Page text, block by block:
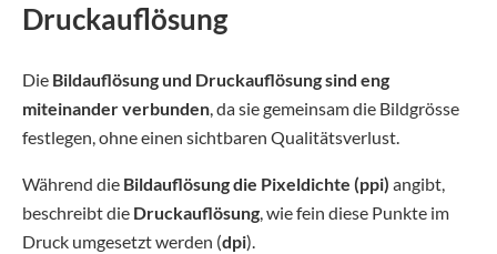
Druckauflösung
Die Bildauflösung und Druckauflösung sind eng
miteinander verbunden, da sie gemeinsam die Bildgrösse
festlegen, ohne einen sichtbaren Qualitätsverlust.
Während die Bildauflösung die Pixeldichte (ppi) angibt,
beschreibt die Druckauflösung, wie fein diese Punkte im
Druck umgesetzt werden (dpi).